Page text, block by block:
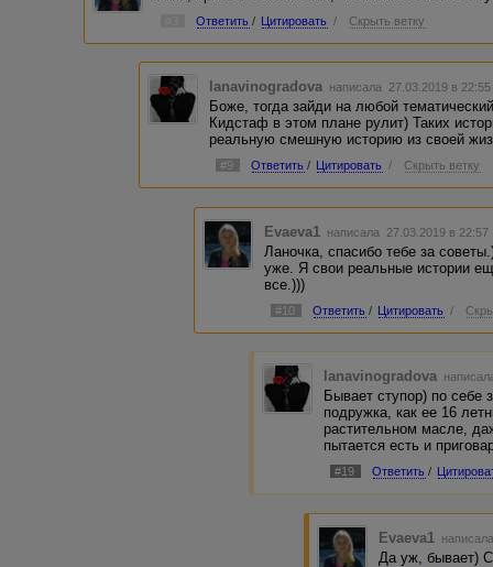
Ответить / Цитировать / Скрыть ветку
lanavinogradova написала 27.03.2019 в
Боже, тогда зайди на любой
Кидстаф в этом плане рулит) Таких
реальную смешную историю из своей
#9 Ответить / Цитировать / Скрыть ветку
Evaeva1 написала 27.03.2019 в
Ланочка, спасибо тебе за
уже. Я свои реальные истории
все.)))
#10 Ответить / Цитировать /
lanavinogradova
Бывает ступор) по себе
подружка, как ее 16
растительном масле,
пытается есть и
#19 Ответить /
Evaeva1
Да уж, бывает)